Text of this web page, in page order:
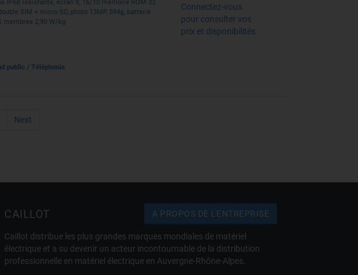
IP68 resistante, écran 8, 16/10 mémoire ROM 32
SIM + micro SD, photo 13MP, 594g, batterie
membres 2,90 W/kg
public / Téléphonie
Connectez-vous
pour consulter vos
prix et disponibilités
Next
CAILLOT A PROPOS DE L'ENTREPRISE
Caillot distribue les plus grandes marques mondiales de matériel
électrique et a su devenir un acteur incontournable de la distribution
professionnelle en matériel électrique en Auvergne-Rhône-Alpes.